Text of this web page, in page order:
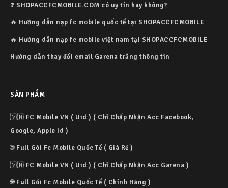
❓ SHOPACCFCMOBILE.COM có uy tín hay không?
🔥 Hướng dẫn nạp fc mobile quốc tế tại SHOPACCFCMOBILE
🔥 Hướng dẫn nạp fc mobile việt nam tại SHOPACCFCMOBILE
Hướng dẫn thay đổi email Garena trắng thông tin
SẢN PHẨM
🇻🇳 FC Mobile VN ( Uid ) ( Chỉ Chấp Nhận Acc Facebook,
Google, Apple Id )
🌐 Full Gói Fc Mobile Quốc Tế ( Giá Rẻ )
🇻🇳 FC Mobile VN ( Uid ) ( Chỉ Chấp Nhận Acc Garena )
🌐 Full Gói Fc Mobile Quốc Tế ( Chính Hãng )